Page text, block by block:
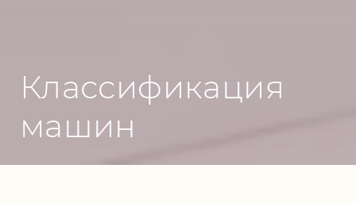
Классификация
машин